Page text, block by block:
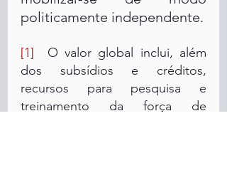
[1]
  O valor global inclui, além
dos subsídios e créditos,
recursos para pesquisa e
treinamento da força de